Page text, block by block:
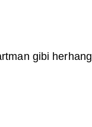
gibi herhangi